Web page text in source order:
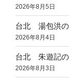
2026年8月5日
台北 湯包洪
2026年8月4日
台北 朱遊記の
2026年8月3日